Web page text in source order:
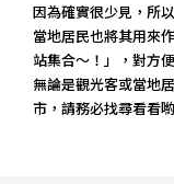
因為確實很少見，所
當地居民也將其用來
站集合～！」，對方
無論是觀光客或當地
市，請務必找尋看看喲